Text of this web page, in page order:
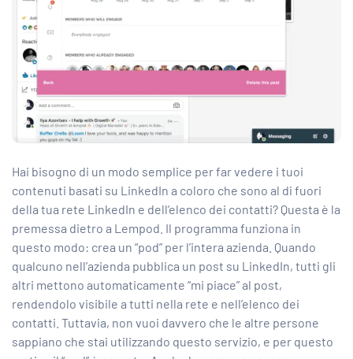
Hai bisogno di un modo semplice perfar vedere i tuoi
contenuti basati su LinkedIn a coloro che sono al di fuori
della tua rete LinkedIn e dell’elenco dei contatti? Questa è la
premessa dietro a Lempod. Il programma funziona in
questo modo: crea un “pod” per l’intera azienda. Quando
qualcuno nell’azienda pubblica un post su LinkedIn, tutti gli
altri mettono automaticamente “mi piace” al post,
rendendolo visibile a tutti nella rete e nell’elenco dei
contatti. Tuttavia, non vuoi davvero che le altre persone
sappiano che stai utilizzando questo servizio, e per questo